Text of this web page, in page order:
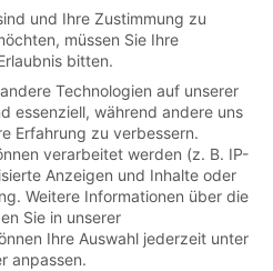
Hardy (3) Rupert Grint
Kloves (4)
(4) Tim Roth(3)
(4) Willem Dafoe(3)
und Ihre Zustimmung zu
müssen Sie Ihre
bitten.
Technologien auf unserer
essenziell, während andere uns
Erfahrung zu verbessern.
verarbeitet werden (z. B. IP-
Anzeigen und Inhalte oder
Weitere Informationen über die
Sie in unserer
Ihre Auswahl jederzeit unter
anpassen.